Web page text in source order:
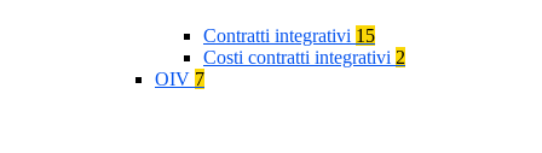
Contratti integrativi 15
Costi contratti integrativi 2
OIV 7